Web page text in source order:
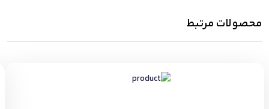
محصولات مرتبط